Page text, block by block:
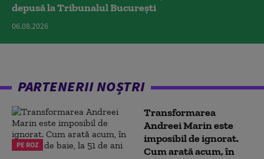
depusă la Tribunalul București
06.08.2026
PARTENERII NOȘTRI
PE ROZ
Transformarea
Andreei Marin este
imposibil de ignorat.
Cum arată acum, în